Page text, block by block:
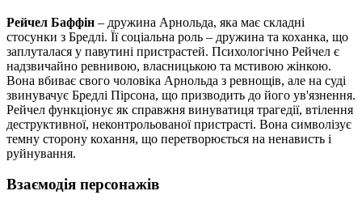
Рейчел Баффін – дружина Арнольда, яка має складні
стосунки з Бредлі. Її соціальна роль – дружина та коханка, що
заплуталася у павутині пристрастей. Психологічно Рейчел є
надзвичайно ревнивою, власницькою та мстивою жінкою.
Вона вбиває свого чоловіка Арнольда з ревнощів, але на суді
звинувачує Бредлі Пірсона, що призводить до його ув'язнення.
Рейчел функціонує як справжня винуватиця трагедії, втілення
деструктивної, неконтрольованої пристрасті. Вона символізує
темну сторону кохання, що перетворюється на ненависть і
руйнування.
Взаємодія персонажів